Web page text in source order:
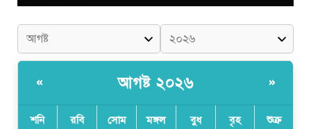
« আগষ্ট ২০২৬ »
শনি রবি সোম মঙ্গল বুধ বৃহ শুক্র